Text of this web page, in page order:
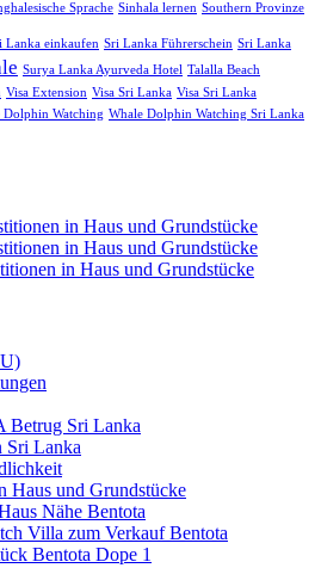
Sprache Sinhala lernen Southern Provinze
Lanka einkaufen Sri Lanka Führerschein Sri Lanka
Surya Lanka Ayurveda Hotel Talalla Beach
Visa Extension Visa Sri Lanka Visa Sri Lanka
Dolphin Watching Whale Dolphin Watching Sri Lanka
in Haus und Grundstücke
in Haus und Grundstücke
in Haus und Grundstücke
Betrug Sri Lanka
Sri Lanka
Haus und Grundstücke
Nähe Bentota
Villa zum Verkauf Bentota
Bentota Dope 1